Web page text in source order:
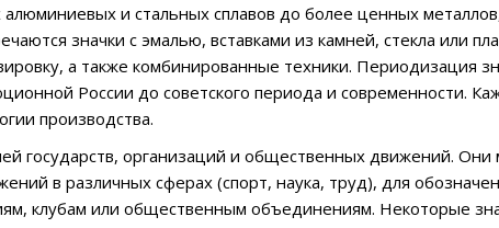
и стальных сплавов до более ценных
значки с эмалью, вставками из камней, стекла или
а также комбинированные техники. Периодизация
России до советского периода и современности.
производства.
государств, организаций и общественных движений. Они
в различных сферах (спорт, наука, труд), для
клубам или общественным объединениям. Некоторые